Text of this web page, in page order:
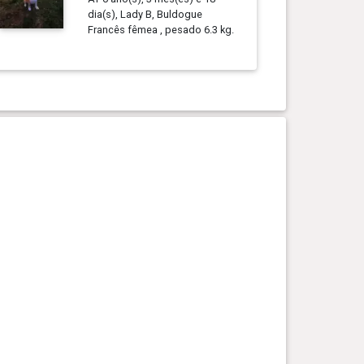
dia(s), Lady B, Buldogue
Francês fêmea , pesado 6.3 kg.